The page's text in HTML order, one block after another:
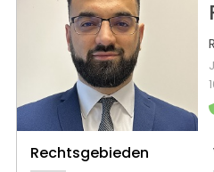
Rechtsgebieden